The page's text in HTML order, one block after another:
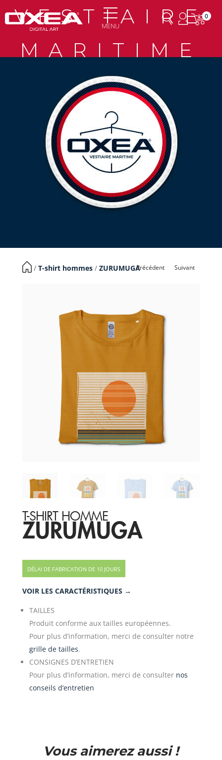
MENU
0
VESTIAIRE
MARITIME
​ / T-shirt hommes/ ZURUMUGAPrécédent Suivant
T-SHIRT HOMME
ZURUMUGA
DÉLAI DE FABRICATION DE 10 JOURS
VOIR LES CARACTÉRISTIQUES →
TAILLES
Produit conforme aux tailles européennes.
Pour plus d’information, merci de consulter notre
grille de tailles.
CONSIGNES D’ENTRETIEN
Pour plus d’information, merci de consulter nos
conseils d’entretien
Vous aimerez aussi !